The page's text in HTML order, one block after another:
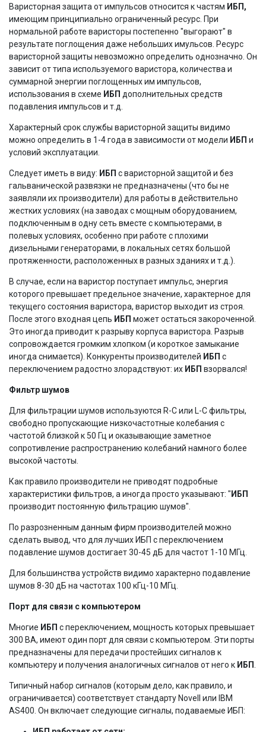
Варисторная защита от импульсов относится к частям ИБП,
имеющим принципиально ограниченный ресурс. При
нормальной работе варисторы постепенно "выгорают" в
результате поглощения даже небольших имульсов. Ресурс
варисторной защиты невозможно определить однозначно. Он
зависит от типа используемого варистора, количества и
суммарной энергии поглощенных им импульсов,
использования в схеме ИБП дополнительных средств
подавления импульсов и т.д.
Характерный срок службы варисторной защиты видимо
можно определить в 1-4 года в зависимости от модели ИБП и
условий эксплуатации.
Следует иметь в виду: ИБП с варисторной защитой и без
гальванической развязки не предназначены (что бы не
заявляли их производители) для работы в действительно
жестких условиях (на заводах с мощным оборудованием,
подключенным в одну сеть вместе с компьютерами, в
полевых условиях, особенно при работе с плохими
дизельными генераторами, в локальных сетях большой
протяженности, расположенных в разных зданиях и т.д.).
В случае, если на варистор поступает импульс, энергия
которого превышает предельное значение, характерное для
текущего состояния варистора, варистор выходит из строя.
После этого входная цепь ИБП может остаться закороченной.
Это иногда приводит к разрыву корпуса варистора. Разрыв
сопровождается громким хлопком (и короткое замыкание
иногда снимается). Конкуренты производителей ИБП с
переключением радостно злорадствуют: их ИБП взорвался!
Фильтр шумов
Для фильтрации шумов используются R-C или L-C фильтры,
свободно пропускающие низкочастотные колебания с
частотой близкой к 50 Гц и оказывающие заметное
сопротивление распространению колебаний намного более
высокой частоты.
Как правило производители не приводят подробные
характеристики фильтров, а иногда просто указывают: " ИБП
производит постоянную фильтрацию шумов".
По разрозненным данным фирм производителей можно
сделать вывод, что для лучших ИБП с переключением
подавление шумов достигает 30-45 дБ для частот 1-10 МГц.
Для большинства устройств видимо характерно подавление
шумов 8-30 дБ на частотах 100 кГц-10 МГц.
Порт для связи с компьютером
Многие ИБП с переключением, мощность которых превышает
300 ВА, имеют один порт для связи с компьютером. Эти порты
предназначены для передачи простейших сигналов к
компьютеру и получения аналогичных сигналов от него к ИБП
Типичный набор сигналов (которым дело, как правило, и
ограничивается) соответствует стандарту Novell или IBM
AS400. Он включает следующие сигналы, подаваемые ИБП: